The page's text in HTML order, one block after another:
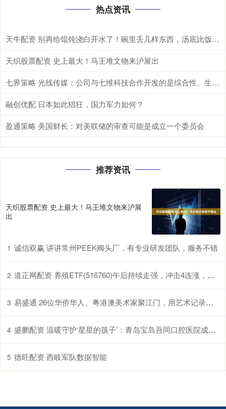
热点资讯
天牛配资 别再给馄饨浇白开水了！碗里丢几样东西，汤底比饭店的还香
天织股票配资 史上最大！马王堆文物来沪展出
七界策略 光线传媒：公司与七维科技合作开发的是综合性、生成式AI工具集平台
融创优配 日本如此猖狂，国力军力如何？
盈通策略 美国财长：对美联储的审查可能是成立一个委员会
推荐资讯
天织股票配资 史上最大！马王堆文物来沪展
出
1 诚信双赢 讲讲常州PEEK阀头厂，有专业研发团队，服务不错
2 道正网配资 养殖ETF(516760)午后持续走强，冲击4连涨，生猪养殖板块有望开启盈利上行期
3 易盛通 26位华侨华人、粤港澳美术家聚江门，用艺术记录侨乡新貌
4 盛鹏配资 温暖守护‘星星的孩子’：青岛宝岛吾同口腔医院成功完成特殊患者智齿拔除术
5 德旺配资 西岐军队数据智能